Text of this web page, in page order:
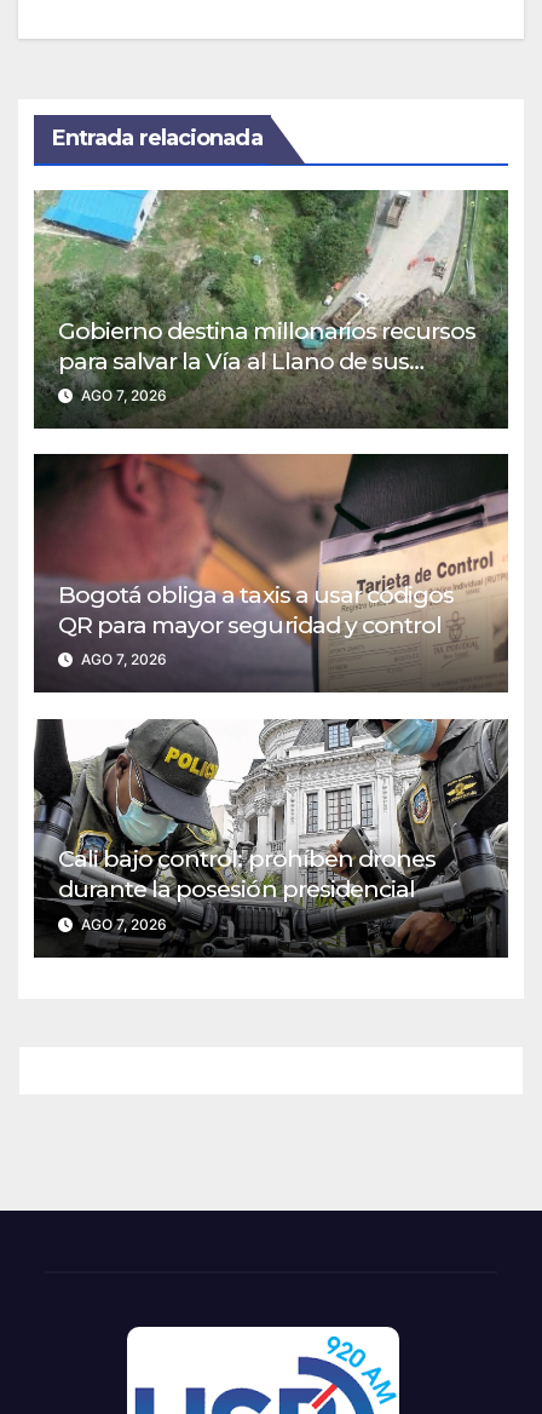
Entrada relacionada
Gobierno destina millonarios recursos
para salvar la Vía al Llano de sus
puntos críticos
AGO 7, 2026
Bogotá obliga a taxis a usar códigos
QR para mayor seguridad y control
AGO 7, 2026
Cali bajo control: prohíben drones
durante la posesión presidencial
AGO 7, 2026